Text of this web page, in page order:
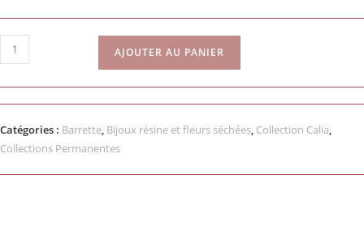
AJOUTER AU PANIER
Catégories : Barrette Bijoux résine et fleurs séchées Collection Calia
Collections Permanentes